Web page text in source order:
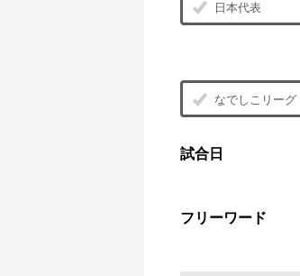
日本代表
なでしこリーグ
試合日
フリーワード